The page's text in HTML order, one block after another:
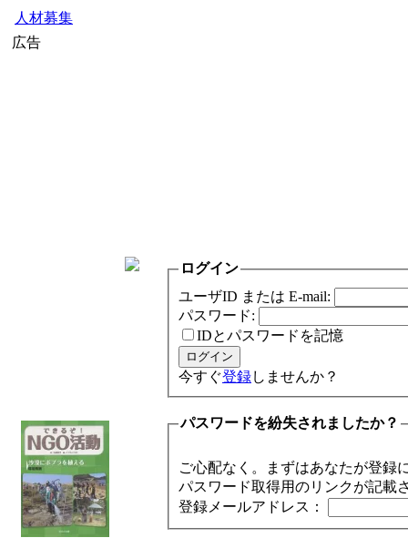
人材募集
広告
ログイン
ユーザID または E-mail:
パスワード:
IDとパスワードを記憶
今すぐ登録しませんか？
パスワードを紛失されましたか？
ご心配なく。まずはあなたが登録
パスワード取得用のリンクが記載
登録メールアドレス：